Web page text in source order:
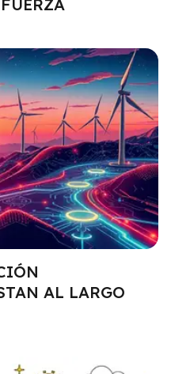
AL LARGO